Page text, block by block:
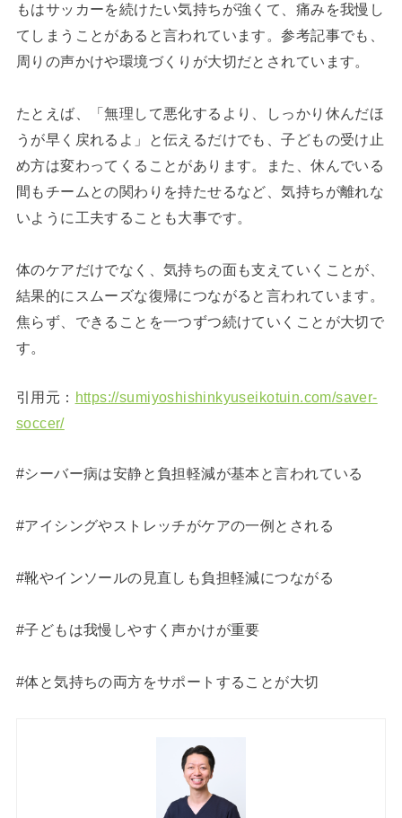
もはサッカーを続けたい気持ちが強くて、痛みを我慢し
てしまうことがあると言われています。参考記事でも、
周りの声かけや環境づくりが大切だとされています。
たとえば、「無理して悪化するより、しっかり休んだほ
うが早く戻れるよ」と伝えるだけでも、子どもの受け止
め方は変わってくることがあります。また、休んでいる
間もチームとの関わりを持たせるなど、気持ちが離れな
いように工夫することも大事です。
体のケアだけでなく、気持ちの面も支えていくことが、
結果的にスムーズな復帰につながると言われています。
焦らず、できることを一つずつ続けていくことが大切で
す。
引用元： https://sumiyoshishinkyuseikotuin.com/saver-
soccer/
#シーバー病は安静と負担軽減が基本と言われている
#アイシングやストレッチがケアの一例とされる
#靴やインソールの見直しも負担軽減につながる
#子どもは我慢しやすく声かけが重要
#体と気持ちの両方をサポートすることが大切